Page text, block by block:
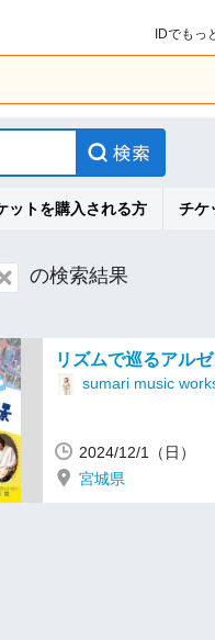
IDでもっ
ットを購入される方 チケ
の検索結果
リズムで巡るアル
sumari music
2024/12/1（日）
宮城県